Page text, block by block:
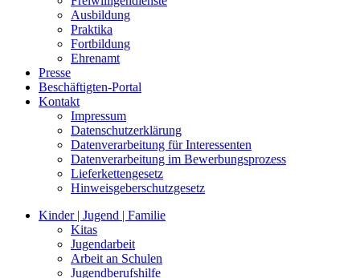
Ausbildung
Praktika
Fortbildung
Ehrenamt
Presse
Beschäftigten-Portal
Kontakt
Impressum
Datenschutzerklärung
Datenverarbeitung für Interessenten
Datenverarbeitung im Bewerbungsprozess
Lieferkettengesetz
Hinweisgeberschutzgesetz
Kinder | Jugend | Familie
Kitas
Jugendarbeit
Arbeit an Schulen
Jugendberufshilfe